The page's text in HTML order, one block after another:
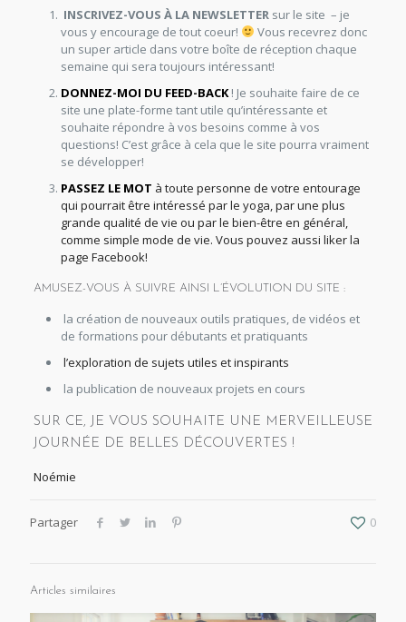
INSCRIVEZ-VOUS À LA NEWSLETTERsur le site – je
vous y encourage de tout coeur!
Vous recevrez donc
un super article dans votre boîte de réception chaque
semaine qui sera toujours intéressant!
DONNEZ-MOI DU FEED-BACK ! Je souhaite faire de ce
site une plate-forme tant utile qu’intéressante et
souhaite répondre à vos besoins comme à vos
questions! C’est grâce à cela que le site pourra vraiment
se développer!
PASSEZ LE MOT à toute personne de votre entourage
qui pourrait être intéressé par le yoga, par une plus
grande qualité de vie ou par le bien-être en général,
comme simple mode de vie. Vous pouvez aussi liker la
page Facebook!
AMUSEZ-VOUS À SUIVRE AINSI L’ÉVOLUTION DU SITE :
la création de nouveaux outils pratiques, de vidéos et
de formations pour débutants et pratiquants
l’exploration de sujets utiles et inspirants
la publication de nouveaux projets en cours
SUR CE, JE VOUS SOUHAITE UNE MERVEILLEUSE
JOURNÉE DE BELLES DÉCOUVERTES !
Noémie
Partager 0
Articles similaires